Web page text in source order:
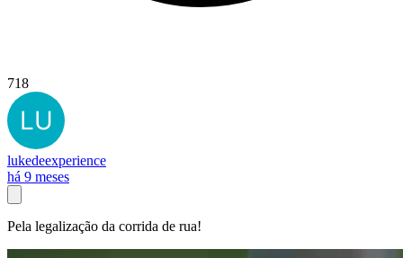
718
lukedeexperience
há 9 meses
Pela legalização da corrida de rua!